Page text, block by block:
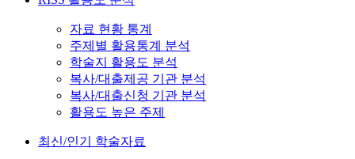
자료 현황 통계
주제별 활용통계 분석
학술지 활용도 분석
복사/대출제공 기관 분석
복사/대출신청 기관 분석
활용도 높은 주제
최신/인기 학술자료